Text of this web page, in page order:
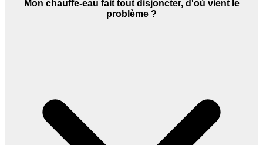
Mon chauffe-eau fait tout disjoncter, d'où vient le
problème ?